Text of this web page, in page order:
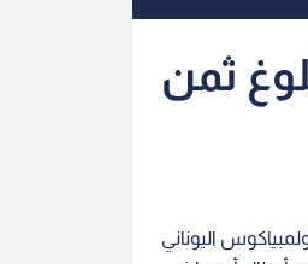
ثمن
اليوناني